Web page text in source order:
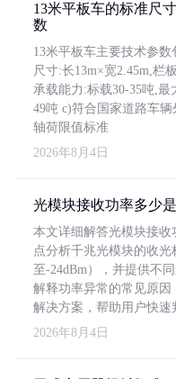
13米平板车的标准尺
数
13米平板车主要技术参数
尺寸:长13m×宽2.45m,栏
承载能力:标载30-35吨,最
49吨 c)符合国家道路车辆
轴荷限值标准
2026年8月4日
光模块接收功率多少
本文详细解答光模块接
点分析千兆光模块的收
至-24dBm），并提供不
解释功率异常的常见原因
解决方案，帮助用户快速
2026年8月4日